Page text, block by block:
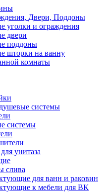
Двери, Поддоны
уголки и ограждения
двери
поддоны
шторки на ванну
комнаты
системы
системы
унитаза
слива
для ванн и раковин
к мебели для ВК